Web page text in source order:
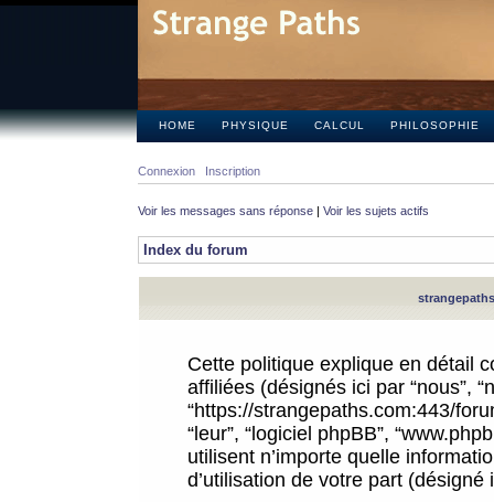
HOME PHYSIQUE CALCUL PHILOSOPHIE
Connexion Inscription
Voir les messages sans réponse | Voir les sujets actifs
Index du forum
Cette politique explique en détail
affiliées (désignés ici par “nous”,
“https://strangepaths.com:443/
“leur”, “logiciel phpBB”,
utilisent n’importe quelle
d’utilisation de votre part (désigné